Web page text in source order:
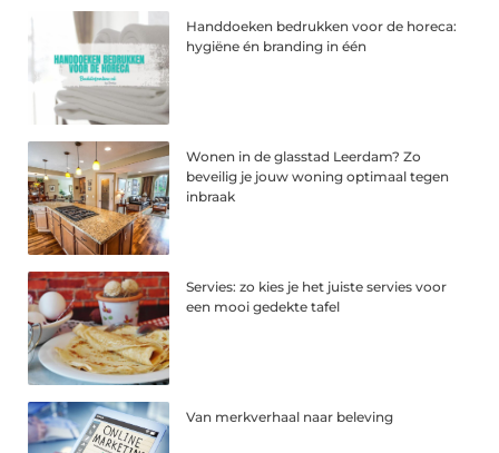
Handdoeken bedrukken voor de horeca:
hygiëne én branding in één
Wonen in de glasstad Leerdam? Zo
beveilig je jouw woning optimaal tegen
inbraak
Servies: zo kies je het juiste servies voor
een mooi gedekte tafel
Van merkverhaal naar beleving